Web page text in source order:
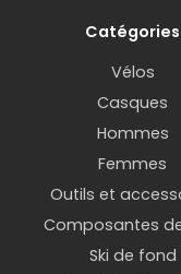
Catégories
Vélos
Casques
Hommes
Femmes
Outils et
Composantes
Ski de fond